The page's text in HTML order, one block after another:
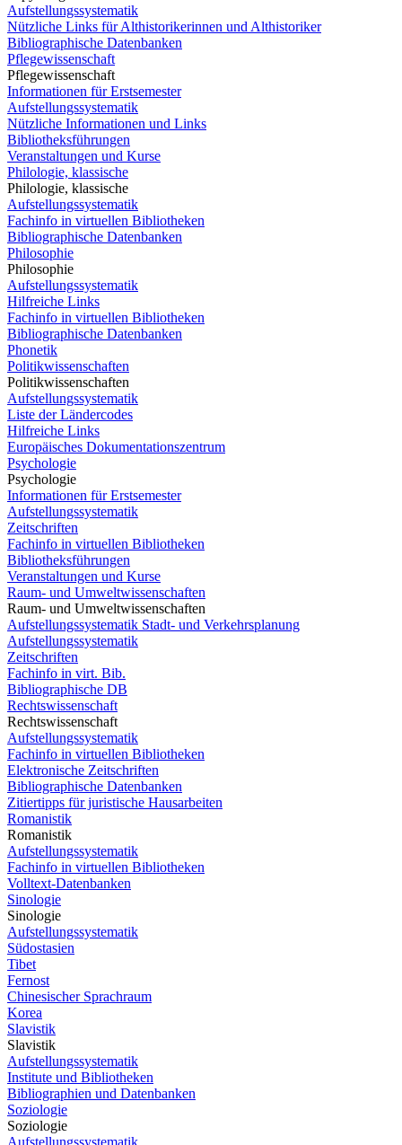
Aufstellungssystematik
Nützliche Links für Althistorikerinnen und Althistoriker
Bibliographische Datenbanken
Pflegewissenschaft
Pflegewissenschaft
Informationen für Erstsemester
Aufstellungssystematik
Nützliche Informationen und Links
Bibliotheksführungen
Veranstaltungen und Kurse
Philologie, klassische
Philologie, klassische
Aufstellungssystematik
Fachinfo in virtuellen Bibliotheken
Bibliographische Datenbanken
Philosophie
Philosophie
Aufstellungssystematik
Hilfreiche Links
Fachinfo in virtuellen Bibliotheken
Bibliographische Datenbanken
Phonetik
Politikwissenschaften
Politikwissenschaften
Aufstellungssystematik
Liste der Ländercodes
Hilfreiche Links
Europäisches Dokumentationszentrum
Psychologie
Psychologie
Informationen für Erstsemester
Aufstellungssystematik
Zeitschriften
Fachinfo in virtuellen Bibliotheken
Bibliotheksführungen
Veranstaltungen und Kurse
Raum- und Umweltwissenschaften
Raum- und Umweltwissenschaften
Aufstellungssystematik Stadt- und Verkehrsplanung
Aufstellungssystematik
Zeitschriften
Fachinfo in virt. Bib.
Bibliographische DB
Rechtswissenschaft
Rechtswissenschaft
Aufstellungssystematik
Fachinfo in virtuellen Bibliotheken
Elektronische Zeitschriften
Bibliographische Datenbanken
Zitiertipps für juristische Hausarbeiten
Romanistik
Romanistik
Aufstellungssystematik
Fachinfo in virtuellen Bibliotheken
Volltext-Datenbanken
Sinologie
Sinologie
Aufstellungssystematik
Südostasien
Tibet
Fernost
Chinesischer Sprachraum
Korea
Slavistik
Slavistik
Aufstellungssystematik
Institute und Bibliotheken
Bibliographien und Datenbanken
Soziologie
Soziologie
Aufstellungssystematik